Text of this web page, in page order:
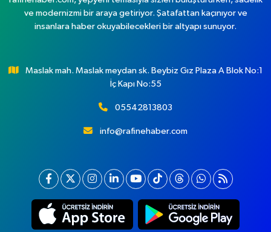
ve modernizmi bir araya getiriyor. Şatafattan kaçınıyor ve
insanlara haber okuyabilecekleri bir altyapı sunuyor.
Maslak mah. Maslak meydan sk. Beybiz Gız Plaza A Blok No:1
İç Kapı No:55
05542813803
info@rafinehaber.com